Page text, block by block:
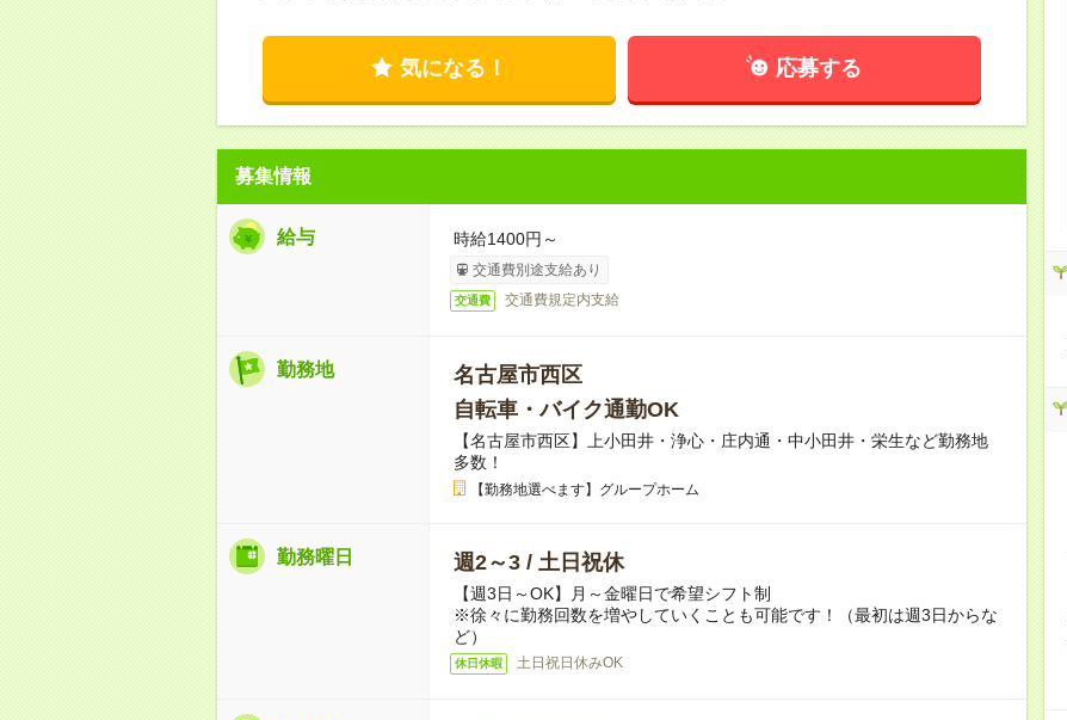
気になる！ 応募する
募集情報
給与 時給1400円～
交通費別途支給あり
交通費 交通費規定内支給
勤務地
名古屋市西区
自転車・バイク通勤OK
【名古屋市西区】上小田井・浄心・庄内通・中小田井・栄生など勤務地
多数！
【勤務地選べます】グループホーム
勤務曜日 週2～3 / 土日祝休
【週3日～OK】月～金曜日で希望シフト制
※徐々に勤務回数を増やしていくことも可能です！（最初は週3日からな
ど）
休日休暇 土日祝日休みOK